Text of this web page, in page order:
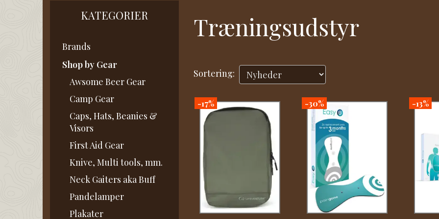
KATEGORIER
Brands
Shop by Gear
Awsome Beer Gear
Camp Gear
Caps, Hats, Beanies &
Visors
First Aid Gear
Knive, Multi tools, mm.
Neck Gaiters aka Buff
Pandelamper
Plakater
Træningsudstyr
Sortering:
-17% -30% -13%